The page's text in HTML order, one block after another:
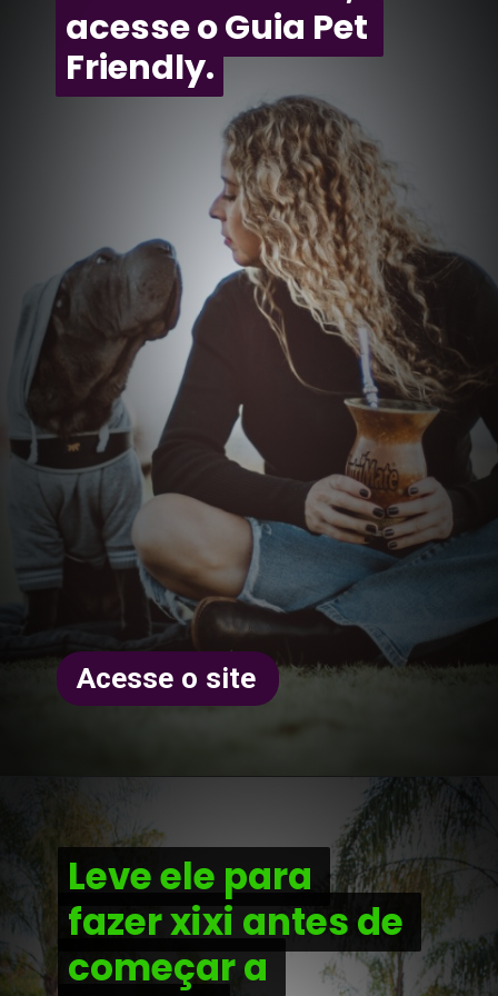
Acesse o site
acesse o Guia Pet
Friendly.
acesse o Guia Pet
Friendly.
Leve ele para
fazer xixi antes de
começar a
Leve ele para
fazer xixi antes de
começar a